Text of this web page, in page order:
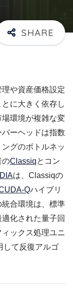
や資産価格設定
に大きく依存し
環境が複雑な変
ーヘッドは指数
グのボトルネッ
のClassiqとコン
は、Classiqの
Qハイブリ
合環境は、標準
化された量子回
ックス処理ユニ
して反復アルゴ